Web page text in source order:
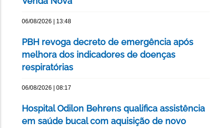
06/08/2026 | 13:48
PBH revoga decreto de emergência após
melhora dos indicadores de doenças
respiratórias
06/08/2026 | 08:17
Hospital Odilon Behrens qualifica assistência
em saúde bucal com aquisição de novo